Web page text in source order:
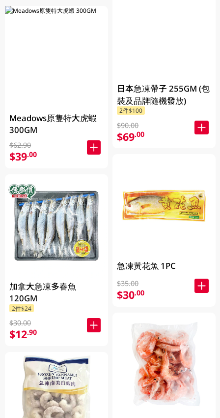
Meadows原隻特大虎蝦
300GM
$62.90
$39.00
加拿大急凍多春魚
120GM
2件$24
$30.00
$12.90
日本急凍帶子 255GM (包
裝及品牌隨機發放)
2件$100
$90.00
$69.00
急凍黃花魚 1PC
$35.00
$30.00